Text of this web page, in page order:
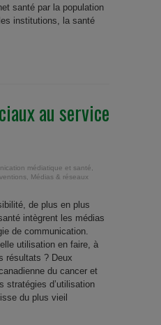
santé par la population
institutions, la santé
au service
médiatique et santé
Médias & réseaux
de plus en plus
intègrent les médias
de communication.
utilisation en faire, à
résultats ? Deux
du cancer et
stratégies d’utilisation
du plus vieil